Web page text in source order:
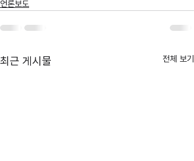
언론보도
최근 게시물 전체 보기